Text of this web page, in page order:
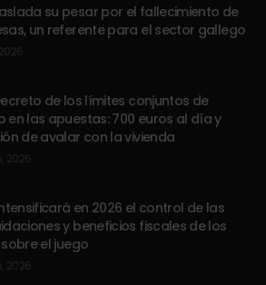
su pesar por el fallecimiento de
un referente para el sector gallego
de los límites conjuntos de
en las apuestas: 700 euros al día y
de avalar con la vivienda
en 2026 el control de las
y beneficios fiscales de los
el juego